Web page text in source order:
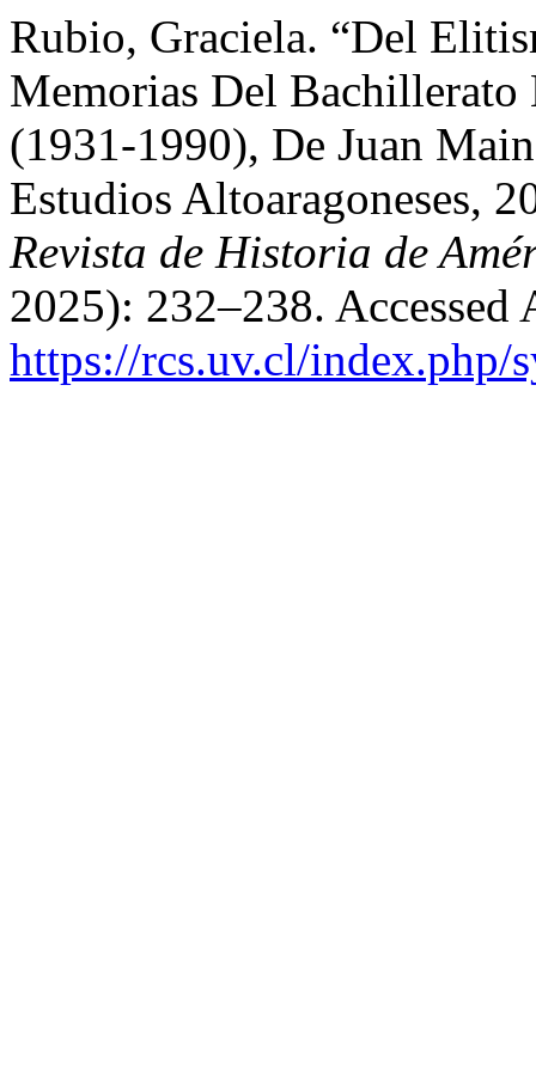
Rubio, Graciela. “Del
Memorias Del Bachillerato
(1931-1990), De Juan
Estudios Altoaragoneses,
Revista de Historia de
2025): 232–238. Accessed
https://rcs.uv.cl/index.php/